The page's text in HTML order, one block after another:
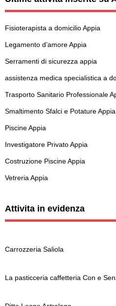
Fisioterapista a domicilio Appia
Legamento d’amore Appia
Serramenti di sicurezza appia
assistenza medica specialistica a
Trasporto Sanitario Professionale
Smaltimento Sfalci e Potature Appia
Piscine Appia
Investigatore Privato Appia
Costruzione Piscine Appia
Vetreria Appia
Attivita in evidenza
Carrozzeria Saliola
La pasticceria caffetteria Con e